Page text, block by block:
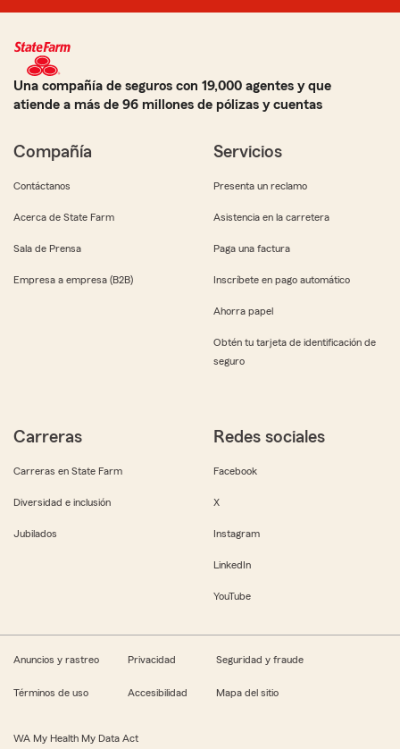
Una compañía de seguros con 19,000 agentes y que
atiende a más de 96 millones de pólizas y cuentas
Compañía
Contáctanos
Acerca de State Farm
Sala de Prensa
Empresa a empresa (B2B)
Servicios
Presenta un reclamo
Asistencia en la carretera
Paga una factura
Inscríbete en pago automático
Ahorra papel
Obtén tu tarjeta de identificación de
seguro
Carreras
Carreras en State Farm
Diversidad e inclusión
Jubilados
Redes sociales
Facebook
X
Instagram
LinkedIn
YouTube
Anuncios y rastreo Privacidad Seguridad y fraude
Términos de uso Accesibilidad Mapa del sitio
WA My Health My Data Act